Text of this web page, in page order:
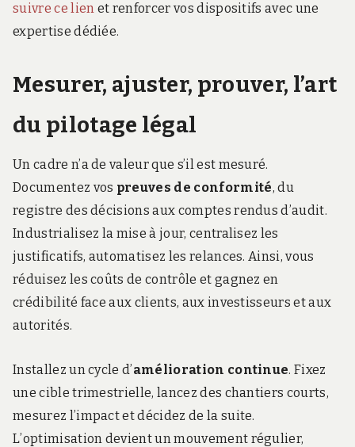
suivre ce lien et renforcer vos dispositifs avec une
expertise dédiée.
Mesurer, ajuster, prouver, l’art
du pilotage légal
Un cadre n’a de valeur que s’il est mesuré.
Documentez vos preuves de conformité, du
registre des décisions aux comptes rendus d’audit.
Industrialisez la mise à jour, centralisez les
justificatifs, automatisez les relances. Ainsi, vous
réduisez les coûts de contrôle et gagnez en
crédibilité face aux clients, aux investisseurs et aux
autorités.
Installez un cycle d’amélioration continue. Fixez
une cible trimestrielle, lancez des chantiers courts,
mesurez l’impact et décidez de la suite.
L’optimisation devient un mouvement régulier,